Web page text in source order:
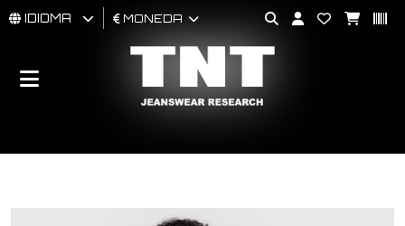
HOMBRES
BRAND
IDIOMA MONEDA